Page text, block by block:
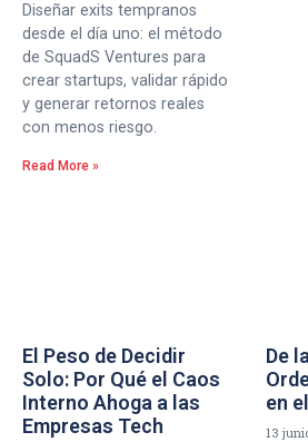
Diseñar exits tempranos
desde el día uno: el método
de SquadS Ventures para
crear startups, validar rápido
y generar retornos reales
con menos riesgo.
Read More »
El Peso de Decidir
Solo: Por Qué el Caos
Interno Ahoga a las
Empresas Tech
De
en
13